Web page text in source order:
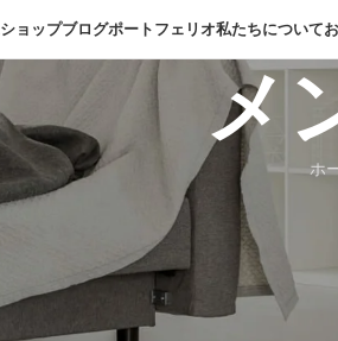
ショップブログポートフェリオ私たちについて
デザインジ
パブリック
乗り物
動物・生き物
メ
ホ